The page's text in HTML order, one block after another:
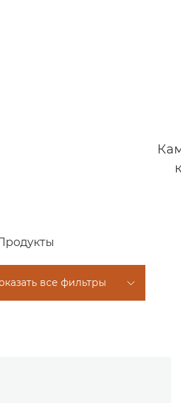
все фильтры